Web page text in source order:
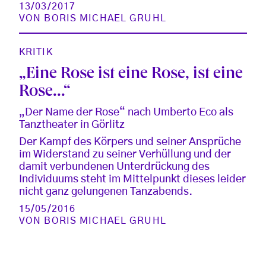
13/03/2017
VON
BORIS MICHAEL GRUHL
KRITIK
„Eine Rose ist eine Rose, ist eine
Rose...“
„Der Name der Rose“ nach Umberto Eco als
Tanztheater in Görlitz
Der Kampf des Körpers und seiner Ansprüche
im Widerstand zu seiner Verhüllung und der
damit verbundenen Unterdrückung des
Individuums steht im Mittelpunkt dieses leider
nicht ganz gelungenen Tanzabends.
15/05/2016
VON
BORIS MICHAEL GRUHL